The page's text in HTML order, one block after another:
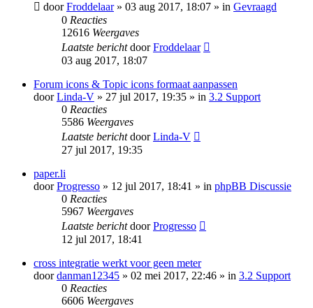
doorFroddelaar» 03 aug 2017, 18:07 » in Gevraagd
0 Reacties
12616 Weergaves
Laatste berichtdoorFroddelaar
03 aug 2017, 18:07
Forum icons & Topic icons formaat aanpassen
doorLinda-V » 27 jul 2017, 19:35 » in 3.2 Support
0 Reacties
5586 Weergaves
Laatste berichtdoorLinda-V
27 jul 2017, 19:35
paper.li
doorProgresso » 12 jul 2017, 18:41 » in phpBB Discussie
0 Reacties
5967 Weergaves
Laatste berichtdoorProgresso
12 jul 2017, 18:41
cross integratie werkt voor geen meter
doordanman12345 » 02 mei 2017, 22:46 » in 3.2 Support
0 Reacties
6606 Weergaves